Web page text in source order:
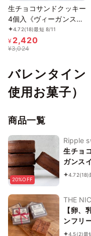
生チョコサンドクッキー
4個入《ヴィーガンスイ
ーツ》
4.72(18)最短 8/11
¥ 2,420
¥3,024
バレンタイン
使用お菓子）
商品一覧
20%OFF
Ripple
生チョ
ガンス
4.72(18)
THE
【卵、
ンフリ
京豆腐
4.5(2)最